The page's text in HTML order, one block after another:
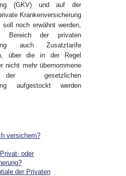
(GKV) und auf der
Krankenversicherung
noch erwähnt werden,
der privaten
auch Zusatztarife
über die in der Regel
nicht mehr übernommene
gesetzlichen
aufgestockt werden
versichern?
oder
der Privaten